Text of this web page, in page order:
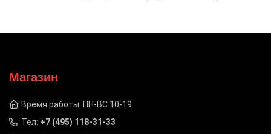
Магазин
Время работы: ПН-ВС 10-19
Тел: +7 (495) 118-31-33